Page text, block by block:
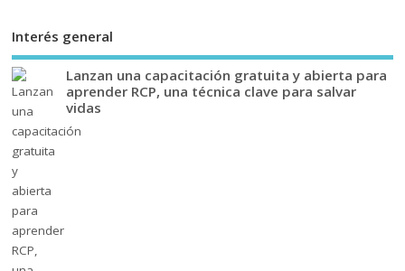
Interés general
Lanzan una capacitación gratuita y abierta para
aprender RCP, una técnica clave para salvar
vidas